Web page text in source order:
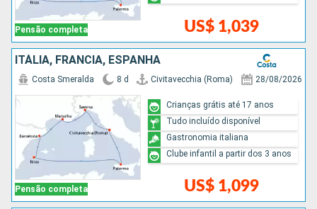
Pensão completa US$ 1,039
ITÁLIA, FRANCIA, ESPANHA
Pensão completa
Costa Smeralda 8 d Civitavecchia (Roma) 28/08/2026
US$ 1,099
Crianças grátis até 17 anos
Tudo incluído disponível
Gastronomia italiana
Clube infantil a partir dos 3 anos